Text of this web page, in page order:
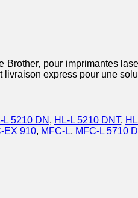
pour imprimantes
express pour une
L 5210 DN , HL-L 5210 DNT,
EX 910, MFC-L, MFC-L 5710